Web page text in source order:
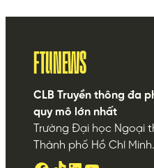
FTUNEWS
CLB Truyền thông đa
quy mô lớn nhất
Trường Đại học Ngoại
Thành phố Hồ Chí Minh.